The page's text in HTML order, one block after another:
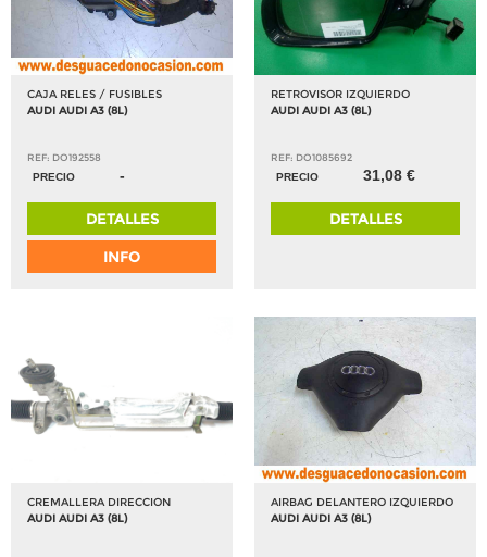
CAJA RELES / FUSIBLES
AUDI AUDI A3 (8L)
REF: DO192558
PRECIO
-
DETALLES
INFO
RETROVISOR IZQUIERDO
AUDI AUDI A3 (8L)
REF: DO1085692
PRECIO
31,08 €
DETALLES
CREMALLERA DIRECCION
AUDI AUDI A3 (8L)
AIRBAG DELANTERO IZQUIERDO
AUDI AUDI A3 (8L)